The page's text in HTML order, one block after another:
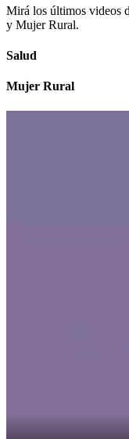
Mirá los últimos videos
y Mujer Rural.
Salud
Mujer Rural